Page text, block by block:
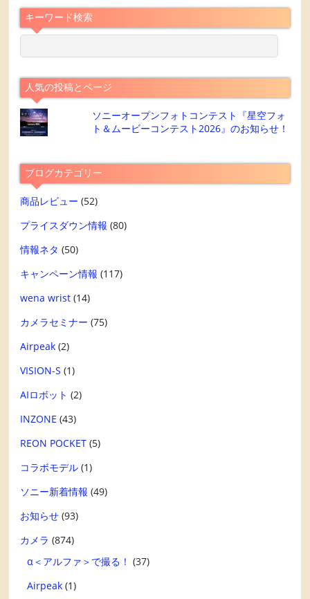
キーワード検索
人気の投稿とページ
ソニーオープンフォトコンテスト『星空フォ
ト＆ムービーコンテスト2026』のお知らせ！
ブログカテゴリー
商品レビュー (52)
プライスダウン情報 (80)
情報ネタ (50)
キャンペーン情報 (117)
wena wrist (14)
カメラセミナー (75)
Airpeak (2)
VISION-S (1)
AIロボット (2)
INZONE (43)
REON POCKET (5)
コラボモデル (1)
ソニー新着情報 (49)
お知らせ (93)
カメラ (874)
α＜アルファ＞で撮る！ (37)
Airpeak (1)